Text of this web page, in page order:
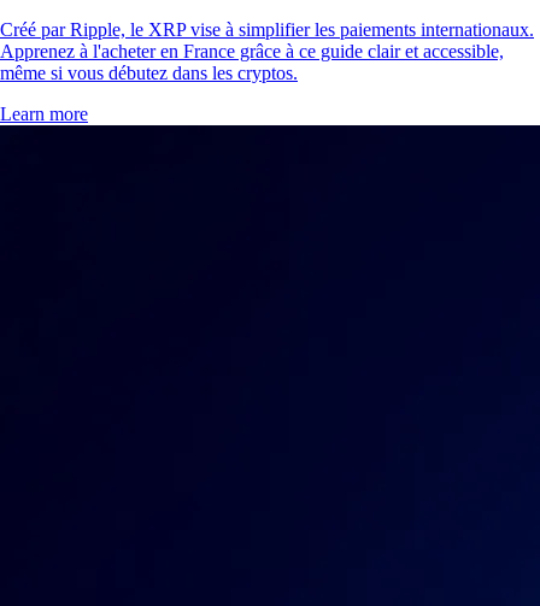
Créé par Ripple, le XRP vise à simplifier les paiements internationaux.
Apprenez à l'acheter en France grâce à ce guide clair et accessible,
même si vous débutez dans les cryptos.
Learn more